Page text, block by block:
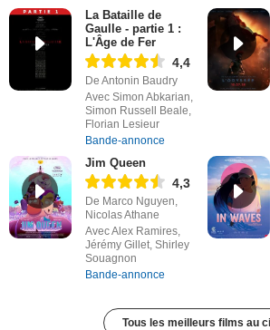
La Bataille de
Gaulle - partie 1 :
L'Âge de Fer
4,4
De Antonin Baudry
Avec Simon Abkarian,
Simon Russell Beale,
Florian Lesieur
Bande-annonce
Jim Queen
4,3
De Marco Nguyen,
Nicolas Athane
Avec Alex Ramires,
Jérémy Gillet, Shirley
Souagnon
Bande-annonce
Tous les meilleurs films au